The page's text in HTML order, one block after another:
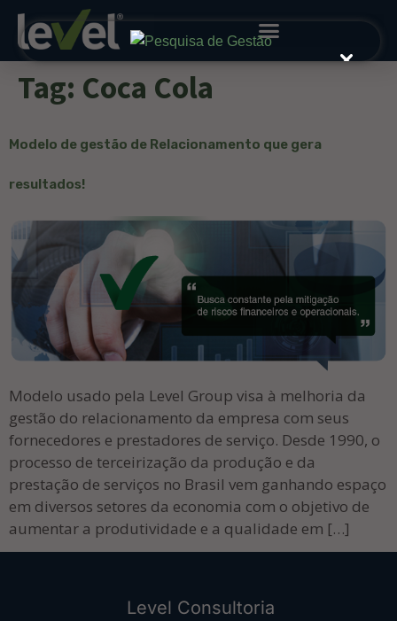
Tag: Coca Cola
Modelo de gestão de Relacionamento que gera
resultados!
Modelo usado pela Level Group visa à melhoria da
gestão do relacionamento da empresa com seus
fornecedores e prestadores de serviço. Desde 1990, o
processo de terceirização da produção e da
prestação de serviços no Brasil vem ganhando espaço
em diversos setores da economia com o objetivo de
aumentar a produtividade e a qualidade em […]
Level Consultoria